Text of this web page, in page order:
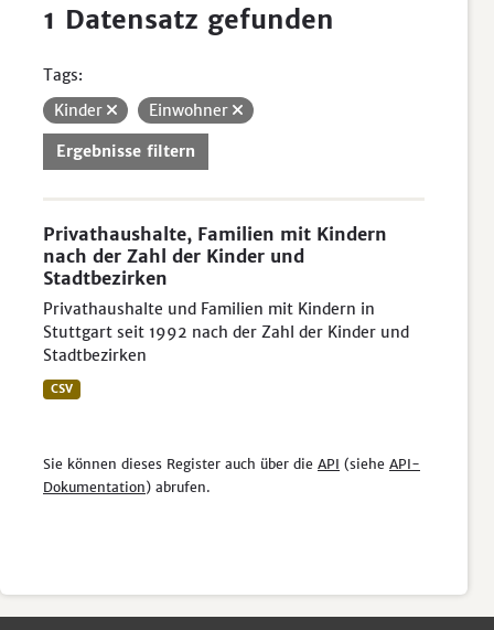
1 Datensatz gefunden
Tags:
Kinder
Einwohner
Ergebnisse filtern
Privathaushalte, Familien mit Kindern
nach der Zahl der Kinder und
Stadtbezirken
Privathaushalte und Familien mit Kindern in
Stuttgart seit 1992 nach der Zahl der Kinder und
Stadtbezirken
CSV
Sie können dieses Register auch über die API (siehe API-
Dokumentation) abrufen.